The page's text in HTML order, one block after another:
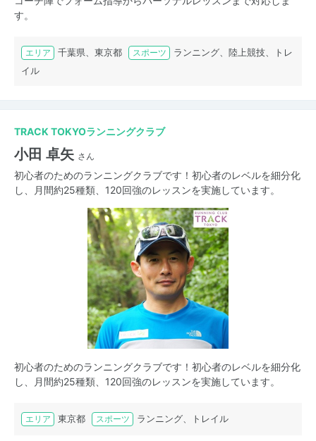
す。
エリア 千葉県、東京都 スポーツ
ランニング、陸上競技、トレ
イル
TRACK TOKYOランニングクラブ
小田 卓矢 さん
初心者のためのランニングクラブです！初心者のレベルを細分化
し、月間約25種類、120回強のレッスンを実施しています。
初心者のためのランニングクラブです！初心者のレベルを細分化
し、月間約25種類、120回強のレッスンを実施しています。
エリア 東京都 スポーツ ランニング、トレイル